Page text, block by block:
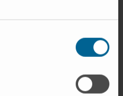
que
un INR